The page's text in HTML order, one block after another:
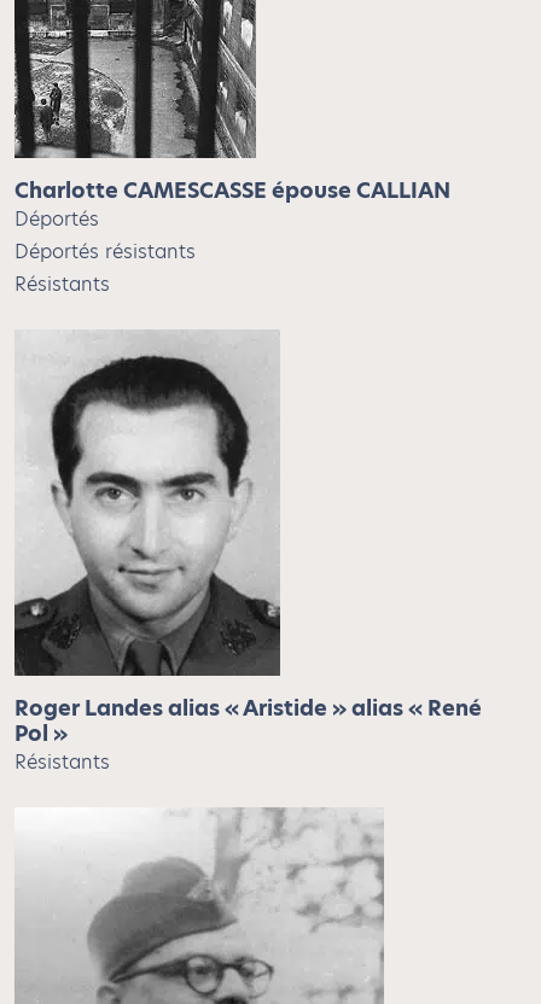
Charlotte CAMESCASSE épouse CALLIAN
Déportés
Déportés résistants
Résistants
Roger Landes alias « Aristide » alias « René
Pol »
Résistants